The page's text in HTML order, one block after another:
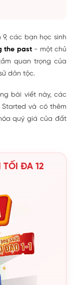
9, các bạn học sinh
the past- một chủ
quan trọng của
dân tộc.
bài viết này, các
và có thêm
quý giá của đất
TỐI ĐA 12